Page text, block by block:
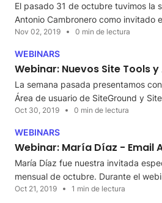
El pasado 31 de octubre tuvimos la
Antonio Cambronero como invitado
Nov 02, 2019 0 min de lectura
WEBINARS
Webinar: Nuevos Site Tools
La semana pasada presentamos
Área de usuario de SiteGround y
Oct 30, 2019 0 min de lectura
WEBINARS
Webinar: María Díaz - Email
María Díaz fue nuestra invitada
mensual de octubre. Durante el
Oct 21, 2019 1 min de lectura